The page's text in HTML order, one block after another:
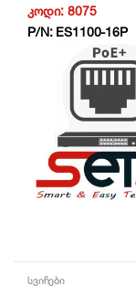
კოდი:8075
P/N: ES1100-16P
სვიჩები